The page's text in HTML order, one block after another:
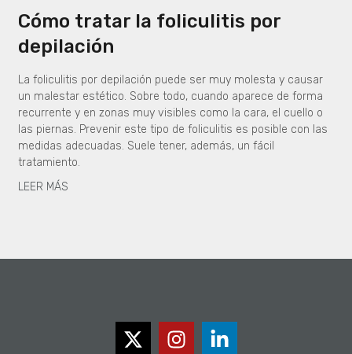
Cómo tratar la foliculitis por
depilación
La foliculitis por depilación puede ser muy molesta y causar
un malestar estético. Sobre todo, cuando aparece de forma
recurrente y en zonas muy visibles como la cara, el cuello o
las piernas. Prevenir este tipo de foliculitis es posible con las
medidas adecuadas. Suele tener, además, un fácil
tratamiento.
LEER MÁS